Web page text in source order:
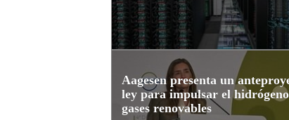
Aagesen presenta un
ley para impulsar el
gases renovables